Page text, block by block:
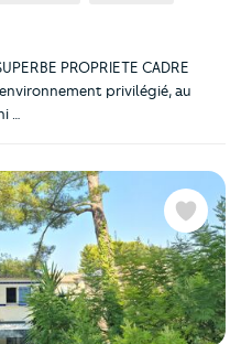
PROPRIETE CADRE
environnement privilégié, au
…
Favoris